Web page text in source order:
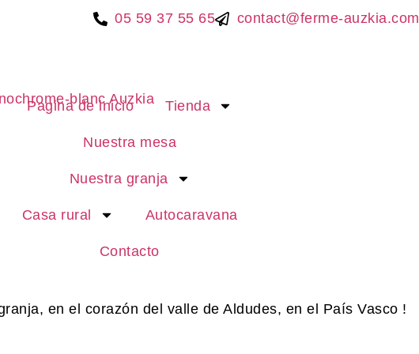
05 59 37 55 65 contact@ferme-auzkia.com
Pagina de inicio Tienda
Nuestra mesa
Nuestra granja
Casa rural Autocaravana
Contacto
en el corazón del valle de Aldudes, en el País Vasco !